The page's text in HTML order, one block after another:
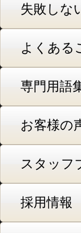
失敗しな
よくある
専門用語
お客様の
スタッフ
採用情報